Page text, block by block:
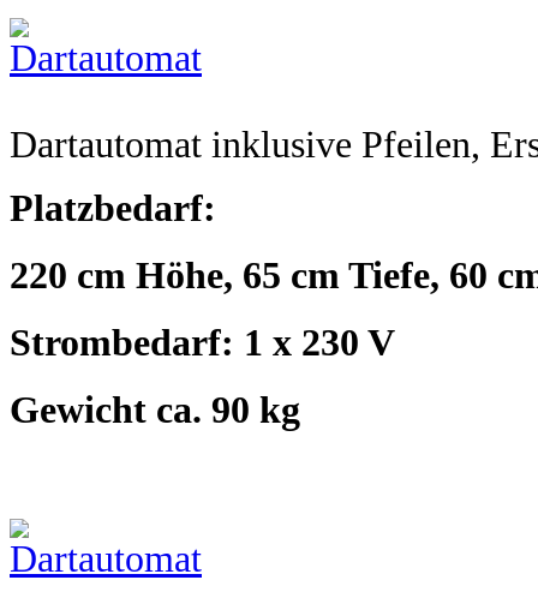
Dartautomat inklusive Pfeilen,
Platzbedarf:
220 cm Höhe, 65 cm Tiefe, 60
Strombedarf: 1 x 230 V
Gewicht ca. 90 kg